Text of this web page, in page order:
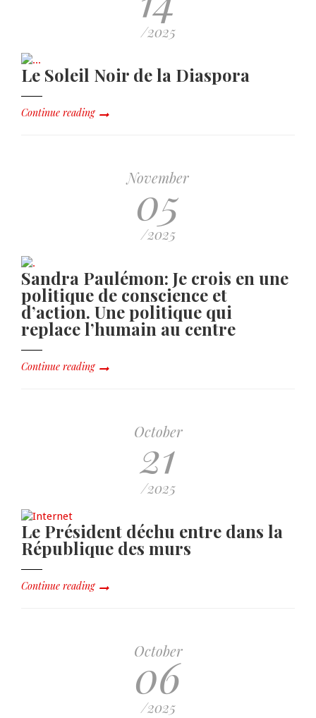
/2025
Le Soleil Noir de la Diaspora
Continue reading
November
05
/2025
Sandra Paulémon: Je crois en une
politique de conscience et
d’action. Une politique qui
replace l’humain au centre
Continue reading
October
21
/2025
Le Président déchu entre dans la
République des murs
Continue reading
October
06
/2025